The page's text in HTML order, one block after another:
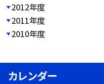
2012年度
2011年度
2010年度
カレンダー